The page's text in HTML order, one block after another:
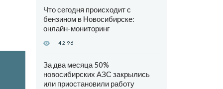
Что сегодня происходит с
бензином в Новосибирске:
онлайн-мониторинг
4296
За два месяца 50%
новосибирских АЗС закрылись
или приостановили работу